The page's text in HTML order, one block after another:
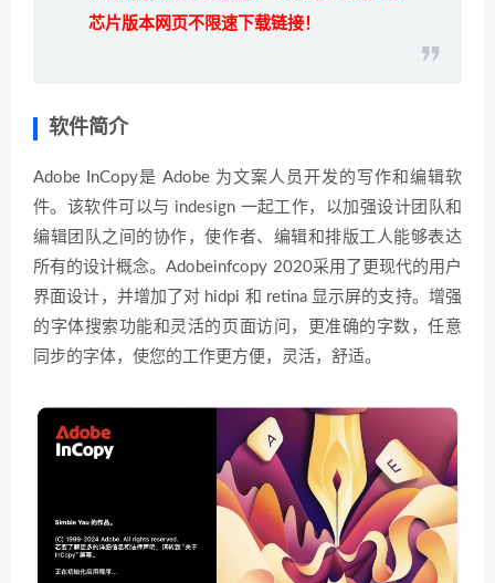
芯片版本网页不限速下载链接！
软件简介
Adobe InCopy是 Adobe 为文案人员开发的写作和编辑软
件。该软件可以与 indesign 一起工作，以加强设计团队和
编辑团队之间的协作，使作者、编辑和排版工人能够表达
所有的设计概念。Adobeinfcopy 2020采用了更现代的用户
界面设计，并增加了对 hidpi 和 retina 显示屏的支持。增强
的字体搜索功能和灵活的页面访问，更准确的字数，任意
同步的字体，使您的工作更方便，灵活，舒适。